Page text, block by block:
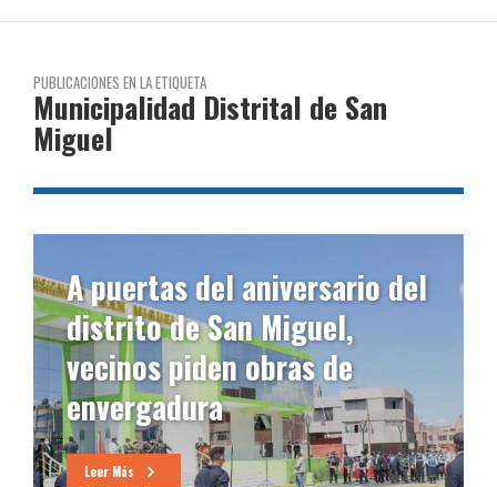
PUBLICACIONES EN LA ETIQUETA
Municipalidad Distrital de San
Miguel
Denuncian que alcalde del
distrito de San Miguel es
renuente a dialogar con su
población
Leer Más